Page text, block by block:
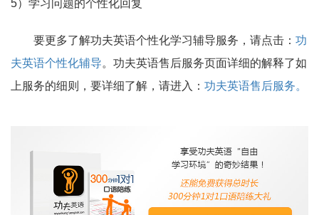
5）学习问题的个性化回复
要更多了解功夫英语个性化学习辅导服务，请点击： 功
夫英语个性化辅导。功夫英语售后服务页面详细的解释了如
上服务的细则，要详细了解，请进入： 功夫英语售后服务。